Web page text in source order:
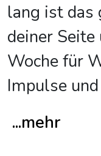
lang ist das
deiner
Woche für
Impulse
...mehr